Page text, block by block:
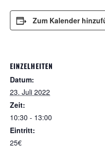
Zum Kalender
EINZELHEITEN
Datum:
23. Juli 2022
Zeit:
10:30 - 13:00
Eintritt:
25€